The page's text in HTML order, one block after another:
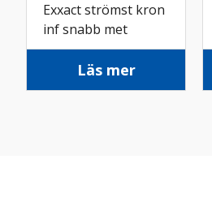
Exxact strömst kron
inf snabb met
Läs mer